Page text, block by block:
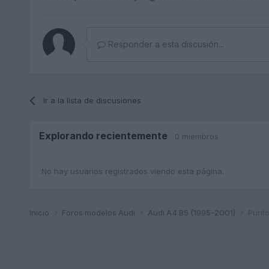
Responder a esta discusión...
Ir a la lista de discusiones
Explorando recientemente 0 miembros
No hay usuarios registrados viendo esta página.
Inicio Foros modelos Audi Audi A4 B5 (1995-2001)